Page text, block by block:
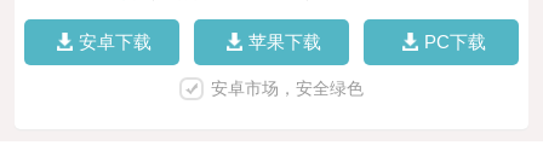
安卓下载 苹果下载 PC下载
安卓市场，安全绿色